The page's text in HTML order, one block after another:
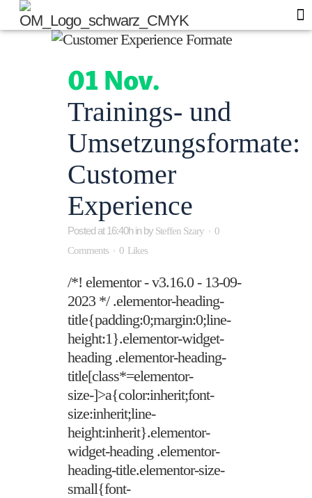
01 Nov.
Trainings- und
Umsetzungsformate:
Customer
Experience
Posted at 16:40hinby Steffen Szary
0
Comments
0 Likes
/*! elementor - v3.16.0 - 13-09-
2023 */ .elementor-heading-
title{padding:0;margin:0;line-
height:1}.elementor-widget-
heading .elementor-heading-
title[class*=elementor-
size-]>a{color:inherit;font-
size:inherit;line-
height:inherit}.elementor-
widget-heading .elementor-
heading-title.elementor-size-
small{font-